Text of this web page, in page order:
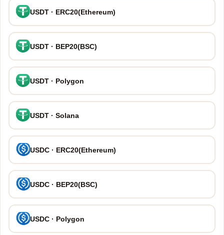
USDT · ERC20(Ethereum)
USDT · BEP20(BSC)
USDT · Polygon
USDT · Solana
USDC · ERC20(Ethereum)
USDC · BEP20(BSC)
USDC · Polygon